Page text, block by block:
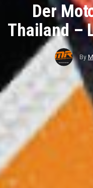
Der
Thailand –
By